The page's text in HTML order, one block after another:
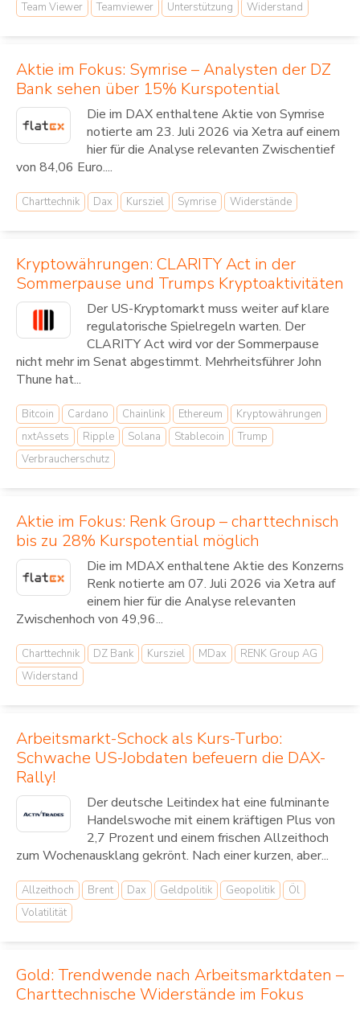
Team Viewer
Teamviewer Unterstützung Widerstand
Aktie im Fokus: Symrise – Analysten der DZ
Bank sehen über 15% Kurspotential
Die im DAX enthaltene Aktie von Symrise
notierte am 23. Juli 2026 via Xetra auf einem
hier für die Analyse relevanten Zwischentief
von 84,06 Euro....
Charttechnik Dax Kursziel Symrise Widerstände
Kryptowährungen: CLARITY Act in der
Sommerpause und Trumps Kryptoaktivitäten
Der US-Kryptomarkt muss weiter auf klare
regulatorische Spielregeln warten. Der
CLARITY Act wird vor der Sommerpause
nicht mehr im Senat abgestimmt. Mehrheitsführer John
Thune hat...
Bitcoin Cardano Chainlink Ethereum
Kryptowährungen
nxtAssets
Ripple Solana Stablecoin
Trump
Verbraucherschutz
Aktie im Fokus: Renk Group – charttechnisch
bis zu 28% Kurspotential möglich
Die im MDAX enthaltene Aktie des Konzerns
Renk notierte am 07. Juli 2026 via Xetra auf
einem hier für die Analyse relevanten
Zwischenhoch von 49,96...
Charttechnik DZ Bank Kursziel MDax
RENK Group AG
Widerstand
Arbeitsmarkt-Schock als Kurs-Turbo:
Schwache US-Jobdaten befeuern die DAX-
Rally!
Der deutsche Leitindex hat eine fulminante
Handelswoche mit einem kräftigen Plus von
2,7 Prozent und einem frischen Allzeithoch
zum Wochenausklang gekrönt. Nach einer kurzen, aber...
Allzeithoch Brent Dax Geldpolitik Geopolitik
Öl
Volatilität
Gold: Trendwende nach Arbeitsmarktdaten –
Charttechnische Widerstände im Fokus